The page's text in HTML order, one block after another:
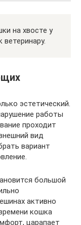
на хвосте у
эстетический.
работы
проходит
вид
вариант
большой
активно
кошка
царапает